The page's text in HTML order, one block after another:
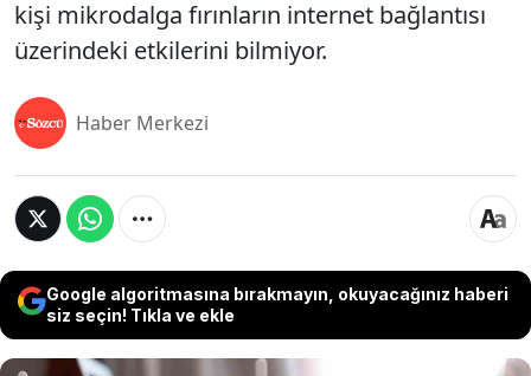
kişi mikrodalga fırınların internet bağlantısı
üzerindeki etkilerini bilmiyor.
Haber Merkezi
Google algoritmasına bırakmayın, okuyacağınız haberi
siz seçin! Tıkla ve ekle